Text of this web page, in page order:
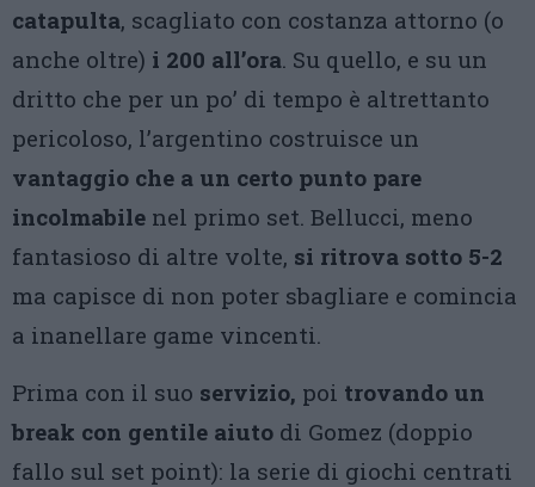
catapulta, scagliato con costanza attorno (o
anche oltre) i 200 all’ora. Su quello, e su un
dritto che per un po’ di tempo è altrettanto
pericoloso, l’argentino costruisce un
vantaggio che a un certo punto pare
incolmabile nel primo set. Bellucci, meno
fantasioso di altre volte, si ritrova sotto 5-2
ma capisce di non poter sbagliare e comincia
a inanellare game vincenti.
Prima con il suo servizio, poi trovando un
break con gentile aiuto di Gomez (doppio
fallo sul set point): la serie di giochi centrati